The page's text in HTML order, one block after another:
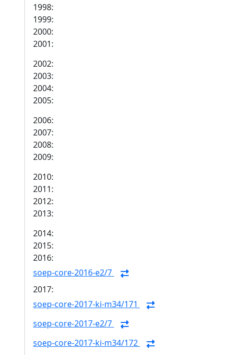
1998:
1999:
2000:
2001:
2002:
2003:
2004:
2005:
2006:
2007:
2008:
2009:
2010:
2011:
2012:
2013:
2014:
2015:
2016:
soep-core-2016-e2/7
2017:
soep-core-2017-ki-m34/171
soep-core-2017-e2/7
soep-core-2017-ki-m34/172